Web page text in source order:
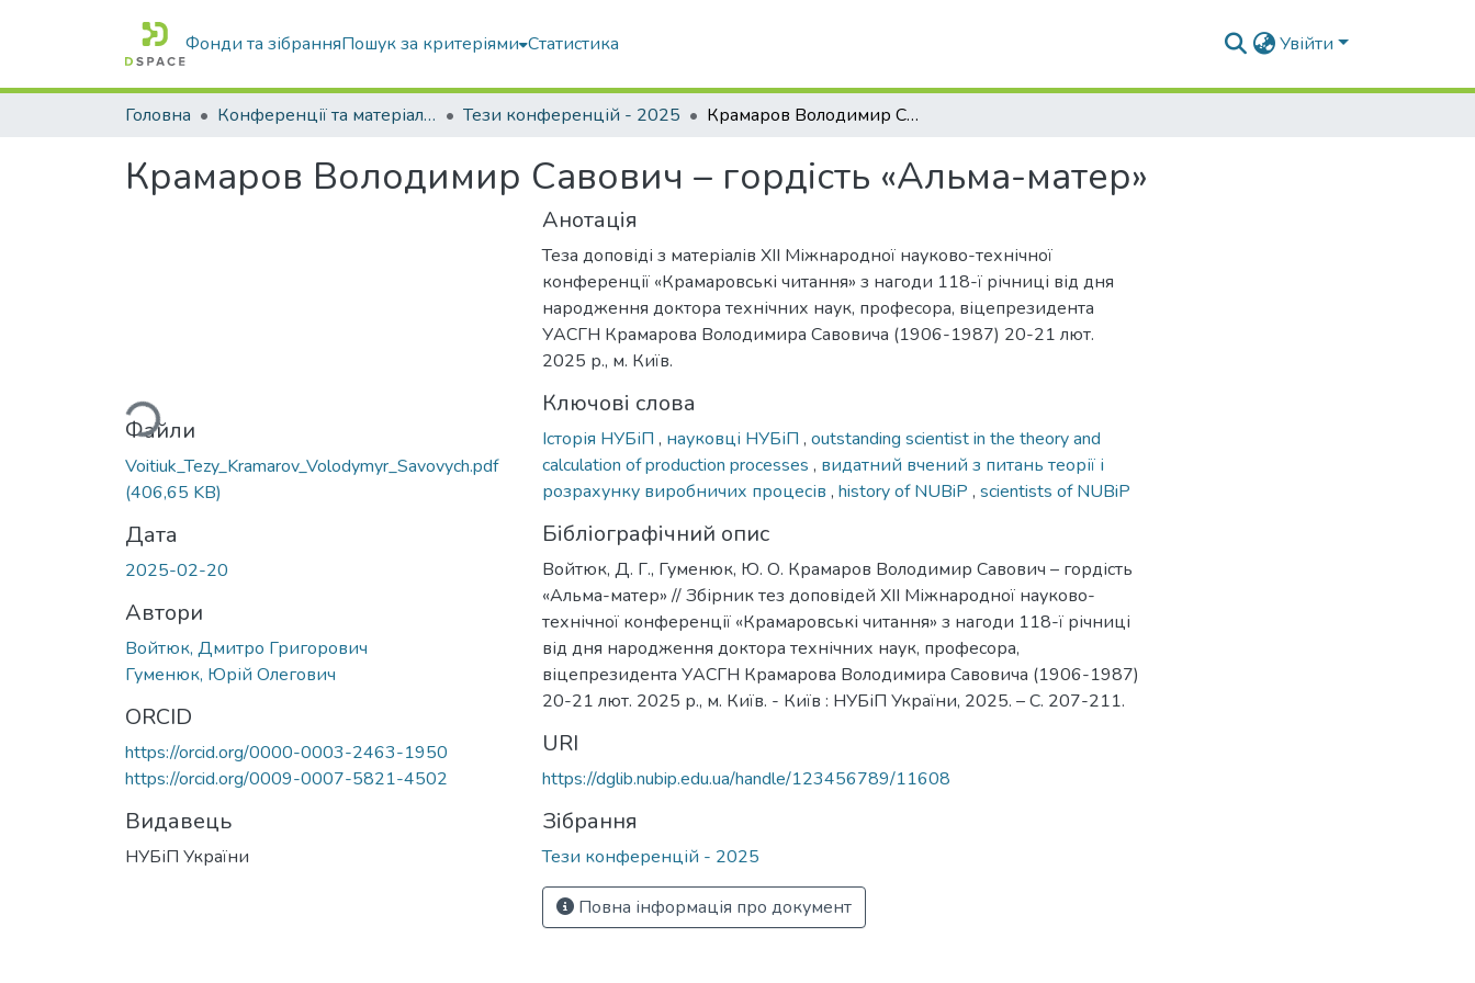
Фонди та зібранняПошук за критеріями Статистика Увійти
Головна Конференції та матеріали конференцій Тези конференцій - 2025 Крамаров Володимир Савович – гордість «Альма-матер»
Крамаров Володимир Савович – гордість «Альма-матер»
Вантажиться...
Файли
Voitiuk_Tezy_Kramarov_Volodymyr_Savovych.pdf
(406,65 KB)
Дата
2025-02-20
Автори
Войтюк, Дмитро Григорович
Гуменюк, Юрій Олегович
ORCID
https://orcid.org/0000-0003-2463-1950
https://orcid.org/0009-0007-5821-4502
Видавець
НУБіП України
Анотація
Теза доповіді з матеріалів ХІІ Міжнародної науково-технічної
конференції «Крамаровські читання» з нагоди 118-ї річниці від дня
народження доктора технічних наук, професора, віцепрезидента
УАСГН Крамарова Володимира Савовича (1906-1987) 20-21 лют.
2025 р., м. Київ.
Ключові слова
Історія НУБіП , науковці НУБіП , outstanding scientist in the theory and
calculation of production processes , видатний вчений з питань теорії і
розрахунку виробничих процесів , history of NUBiP , scientists of NUBiP
Бібліографічний опис
Войтюк, Д. Г., Гуменюк, Ю. О. Крамаров Володимир Савович – гордість
«Альма-матер» // Збірник тез доповідей ХІІ Міжнародної науково-
технічної конференції «Крамаровські читання» з нагоди 118-ї річниці
від дня народження доктора технічних наук, професора,
віцепрезидента УАСГН Крамарова Володимира Савовича (1906-1987)
20-21 лют. 2025 р., м. Київ. - Київ : НУБіП України, 2025. – С. 207-211.
URI
https://dglib.nubip.edu.ua/handle/123456789/11608
Зібрання
Тези конференцій - 2025
Повна інформація про документ